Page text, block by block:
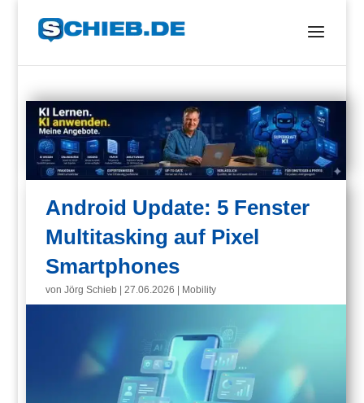
Android Update: 5 Fenster
Multitasking auf Pixel
Smartphones
vonJörg Schieb |27.06.2026 Mobility